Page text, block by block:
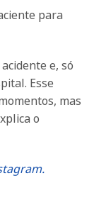
para
e, só
Esse
mas
o